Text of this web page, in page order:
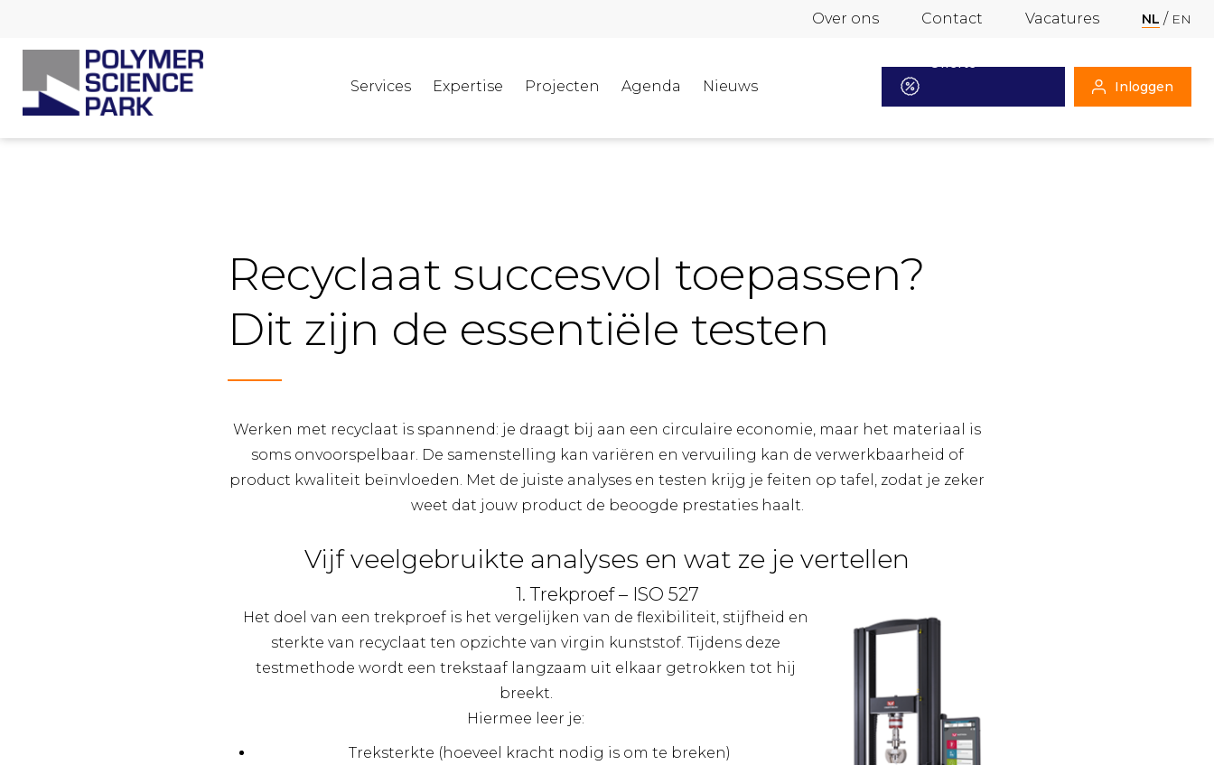
Over ons Contact Vacatures NL EN
Services Expertise Projecten Agenda Nieuws
Offerte
aanvragen
Inloggen
Recyclaat succesvol toepassen?
Dit zijn de essentiële testen
Werken met recyclaat is spannend: je draagt bij aan een circulaire economie, maar het materiaal is
soms onvoorspelbaar. De samenstelling kan variëren en vervuiling kan de verwerkbaarheid of
product kwaliteit beïnvloeden. Met de juiste analyses en testen krijg je feiten op tafel, zodat je zeker
weet dat jouw product de beoogde prestaties haalt.
Vijf veelgebruikte analyses en wat ze je vertellen
1. Trekproef – ISO 527
Het doel van een trekproef is het vergelijken van de flexibiliteit, stijfheid en
sterkte van recyclaat ten opzichte van virgin kunststof. Tijdens deze
testmethode wordt een trekstaaf langzaam uit elkaar getrokken tot hij
breekt.
Hiermee leer je:
Treksterkte (hoeveel kracht nodig is om te breken)